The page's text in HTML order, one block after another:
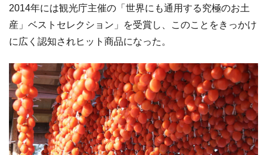
2014年には観光庁主催の「世界にも通用する究極のお土
産」ベストセレクション」を受賞し、このことをきっかけ
に広く認知されヒット商品になった。